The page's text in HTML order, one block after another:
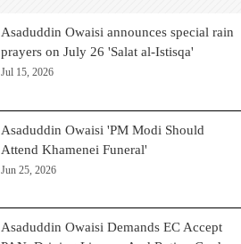
Asaduddin Owaisi announces special rain
prayers on July 26 'Salat al-Istisqa'
Jul 15, 2026
Asaduddin Owaisi 'PM Modi Should
Attend Khamenei Funeral'
Jun 25, 2026
Asaduddin Owaisi Demands EC Accept